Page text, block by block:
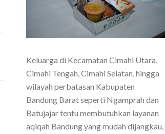
Keluarga di Kecamatan Cimahi Utara,
Cimahi Tengah, Cimahi Selatan, hingga
wilayah perbatasan Kabupaten
Bandung Barat seperti Ngamprah dan
Batujajar tentu membutuhkan layanan
aqiqah Bandung yang mudah dijangkau,